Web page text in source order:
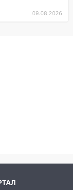
дом на
09.08.2026